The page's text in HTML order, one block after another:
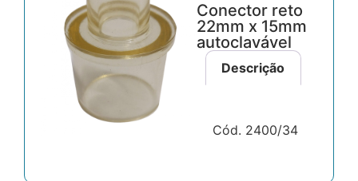
Conector reto
22mm x 15mm
autoclavável
Descrição
Cód. 2400/34